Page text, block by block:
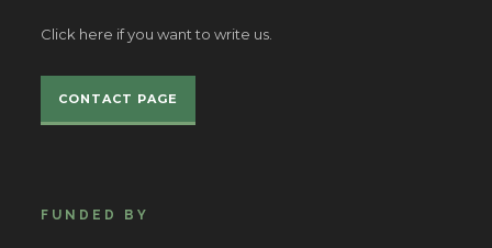
Click here if you want to write us.
CONTACT PAGE
FUNDED BY